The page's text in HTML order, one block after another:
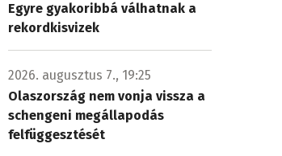
Egyre gyakoribbá válhatnak a
rekordkisvizek
2026. augusztus 7., 19:25
Olaszország nem vonja vissza a
schengeni megállapodás
felfüggesztését